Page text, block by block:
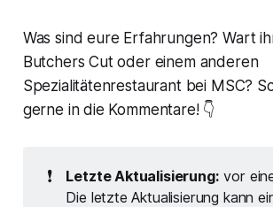
Was sind eure Erfahrungen? Wart
Butchers Cut oder einem anderen
Spezialitätenrestaurant bei MSC?
gerne in die Kommentare! 👇
❗ Letzte Aktualisierung: vor
Die letzte Aktualisierung kann